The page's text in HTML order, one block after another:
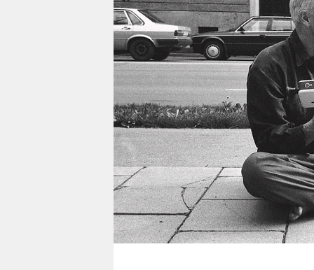
wahrheit
verlag
verlag
veranstaltungen
shop
fragen & hilfe
unterstützen
abo
genossenschaft